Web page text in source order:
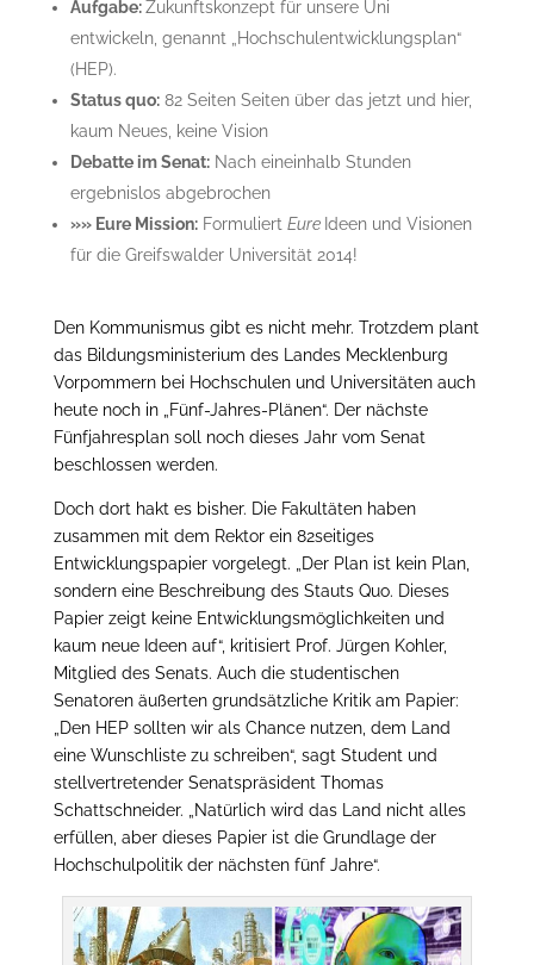
Aufgabe:Zukunftskonzept für unsere Uni
entwickeln, genannt „Hochschulentwicklungsplan“
(HEP).
Status quo:82 Seiten Seiten über das jetzt und hier,
kaum Neues, keine Vision
Debatte im Senat:Nach eineinhalb Stunden
ergebnislos abgebrochen
»»Eure Mission:Formuliert Eure Ideen und Visionen
für die Greifswalder Universität 2014!
Den Kommunismus gibt es nicht mehr. Trotzdem plant
das Bildungsministerium des Landes Mecklenburg
Vorpommern bei Hochschulen und Universitäten auch
heute noch in „Fünf-Jahres-Plänen“. Der nächste
Fünfjahresplan soll noch dieses Jahr vom Senat
beschlossen werden.
Doch dort hakt es bisher. Die Fakultäten haben
zusammen mit dem Rektor ein 82seitiges
Entwicklungspapier vorgelegt. „Der Plan ist kein Plan,
sondern eine Beschreibung des Stauts Quo. Dieses
Papier zeigt keine Entwicklungsmöglichkeiten und
kaum neue Ideen auf“, kritisiert Prof. Jürgen Kohler,
Mitglied des Senats. Auch die studentischen
Senatoren äußerten grundsätzliche Kritik am Papier:
„Den HEP sollten wir als Chance nutzen, dem Land
eine Wunschliste zu schreiben“, sagt Student und
stellvertretender Senatspräsident Thomas
Schattschneider. „Natürlich wird das Land nicht alles
erfüllen, aber dieses Papier ist die Grundlage der
Hochschulpolitik der nächsten fünf Jahre“.